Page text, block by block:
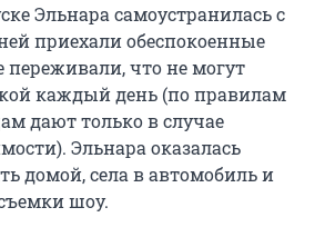
Эльнара самоустранилась с
приехали обеспокоенные
переживали, что не могут
каждый день (по правилам
дают только в случае
Эльнара оказалась
домой, села в автомобиль и
шоу.